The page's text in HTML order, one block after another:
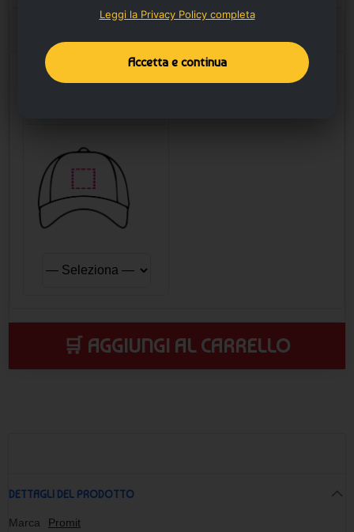
Posizione di stampa
🛒 AGGIUNGI AL CARRELLO
DETTAGLI DEL PRODOTTO
Marca
Promit
Leggi la Privacy Policy completa
Accetta e continua